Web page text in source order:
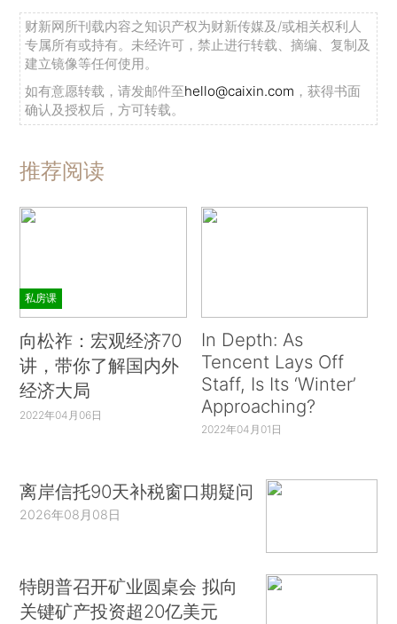
财新网所刊载内容之知识产权为财新传媒及/或相关权利人
专属所有或持有。未经许可，禁止进行转载、摘编、复制及
建立镜像等任何使用。
如有意愿转载，请发邮件至hello@caixin.com ，获得书面
确认及授权后，方可转载。
推荐阅读
私房课
向松祚：宏观经济70
讲，带你了解国内外
经济大局
2022年04月06日
In Depth: As
Tencent Lays Off
Staff, Is Its ‘Winter’
Approaching?
2022年04月01日
离岸信托90天补税窗口期疑问
2026年08月08日
特朗普召开矿业圆桌会 拟向
关键矿产投资超20亿美元